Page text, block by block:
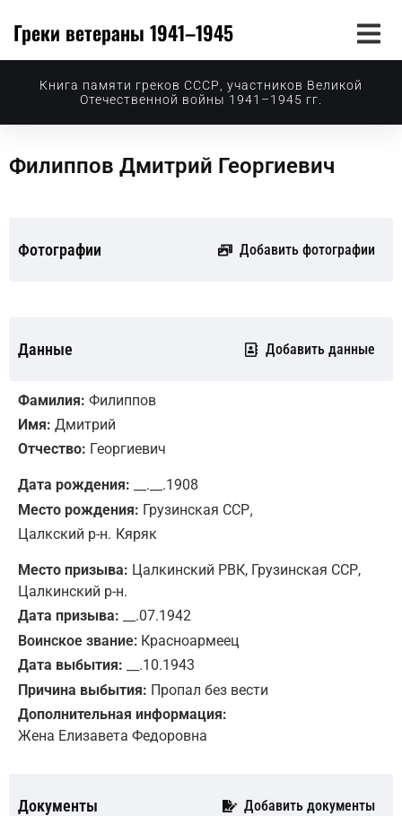
Греки ветераны 1941–1945
Книга памяти греков СССР, участников Великой
Отечественной войны 1941–1945 гг.
Филиппов Дмитрий Георгиевич
Фотографии Добавить фотографии
Данные Добавить данные
Фамилия: Филиппов
Имя: Дмитрий
Отчество: Георгиевич
Дата рождения: __.__.1908
Место рождения: Грузинская ССР,
Цалкский р-н. Кяряк
Место призыва: Цалкинский РВК, Грузинская ССР,
Цалкинский р-н.
Дата призыва: __.07.1942
Воинское звание: Красноармеец
Дата выбытия: __.10.1943
Причина выбытия: Пропал без вести
Дополнительная информация:
Жена Елизавета Федоровна
Документы Добавить документы